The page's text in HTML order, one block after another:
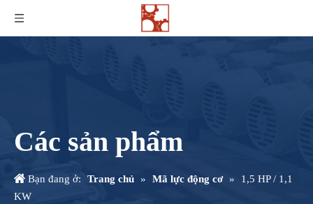
Các sản phẩm
Bạn đang ở: Trang chủ » Mã lực động cơ »
1,5 HP / 1,1
KW